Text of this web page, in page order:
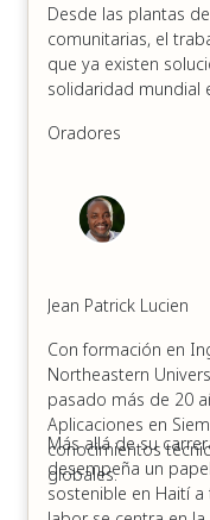
Desde las plantas
comunitarias, el
que ya existen
solidaridad mundial
Oradores
Jean Patrick Lucien
Con formación en
Northeastern
pasado más de 20
Aplicaciones en
conocimientos
globales.
Más allá de su
desempeña un
sostenible en Haití a